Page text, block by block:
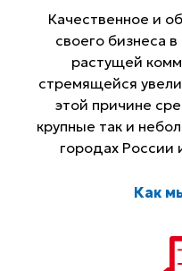
Качественное и
своего бизнеса
растущей
стремящейся
этой причине
крупные так и
городах России
Как